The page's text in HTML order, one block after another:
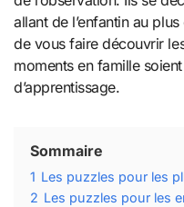
allant de l’enfantin au
de vous faire découvrir
moments en famille
d’apprentissage.
Sommaire
1 Les puzzles pour les
2 Les puzzles pour les